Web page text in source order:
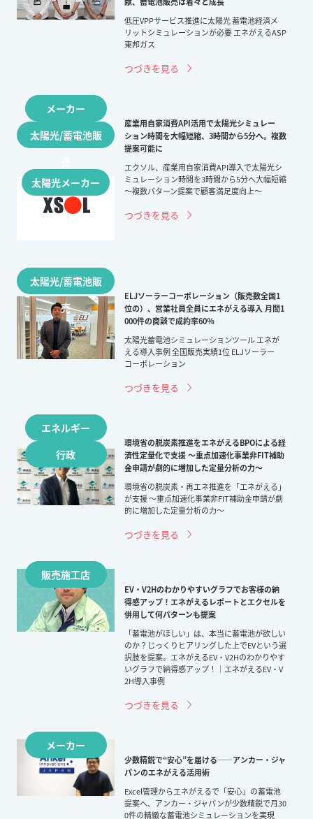
低圧VPPサービス推進に太陽光 蓄電池経済メ
リットシミュレーションが必要 エネがえるASP
東邦ガス
つづきを見る
メーカー
太陽光/蓄電池販
太陽光メーカー
産業用自家消費API活用で太陽光シミュレー
ション時間を大幅短縮、3時間から5分へ。複数
提案可能に
エクソル、産業用自家消費API導入で太陽光シ
ミュレーション時間を3時間から5分へ大幅短縮
〜複数パターン提案で顧客満足度向上〜
つづきを見る
太陽光/蓄電池販
売
ELJソーラーコーポレーション（販売数全国1
位の）、営業社員全員にエネがえる導入 月間1
000件の商談で成約率60％
太陽光蓄電池シミュレーションツール エネが
える導入事例 全国販売実績1位 ELJソーラー
コーポレーション
つづきを見る
エネルギー
行政
環境省の脱炭素推進をエネがえるBPOによる経
済性定量化で支援 ～重点加速化事業非FIT補助
金申請が劇的に増加した定量分析の力～
環境省の脱炭素・再エネ推進を「エネがえる」
が支援 ～重点加速化事業非FIT補助金申請が劇
的に増加した定量分析の力～
つづきを見る
販売施工店
EV・V2Hのわかりやすいグラフでお客様の納
得感アップ！エネがえるレポートとエクセルを
併用して何パターンも提案
「蓄電池がほしい」は、本当に蓄電池が欲しい
のか？じっくりヒアリングした上でEVという選
択肢を提案。エネがえるEV・V2Hのわかりやす
いグラフで納得感アップ！｜エネがえるEV・V
2H導入事例
つづきを見る
メーカー
少数精鋭で“安心”を届ける――アンカー・ジャ
パンのエネがえる活用術
Excel管理からエネがえるで「安心」の蓄電池
提案へ、アンカー・ジャパンが少数精鋭で月30
0件の精緻な蓄電池シミュレーションを実現